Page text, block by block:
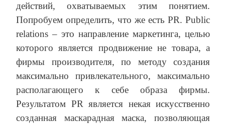
действий, охватываемых этим понятием.
Попробуем определить, что же есть PR. Public
relations – это направление маркетинга, целью
которого является продвижение не товара, а
фирмы производителя, по методу создания
максимально привлекательного, максимально
располагающего к себе образа фирмы.
Результатом PR является некая искусственно
созданная маскарадная маска, позволяющая